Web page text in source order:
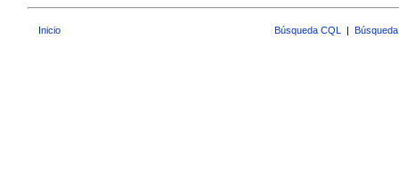
Inicio Búsqueda CQL